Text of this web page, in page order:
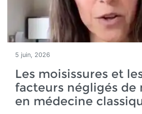
5 juin, 2026
Les moisissures et
facteurs négligés de
en médecine